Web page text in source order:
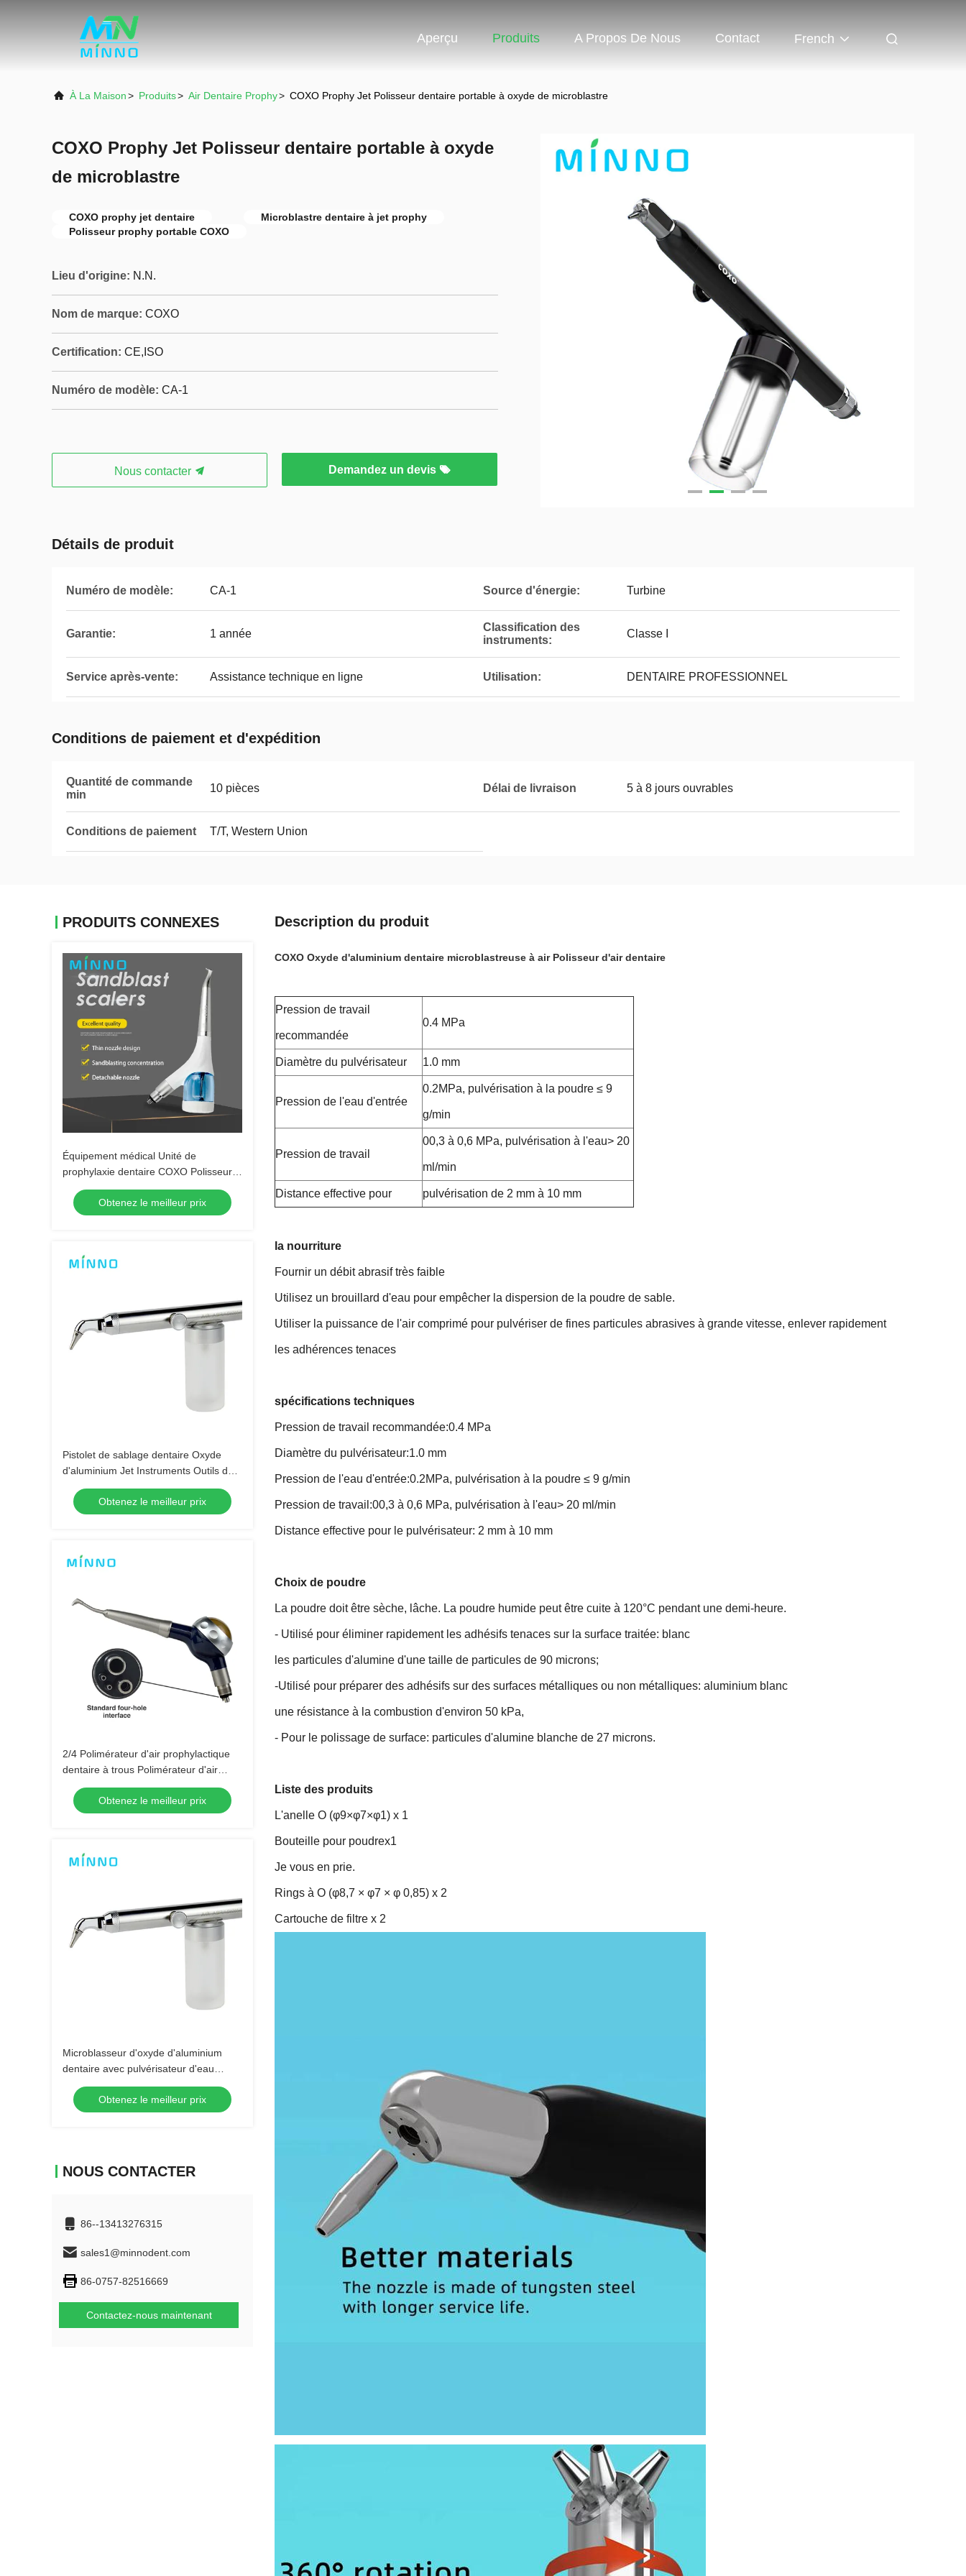
Aperçu Produits A Propos De Nous Contact French
À La Maison> Produits> Air Dentaire Prophy> COXO Prophy Jet Polisseur dentaire portable à oxyde de microblastre
COXO Prophy Jet Polisseur dentaire portable à oxyde
de microblastre
COXO prophy jet dentaire
Microblastre dentaire à jet prophy
Polisseur prophy portable COXO
Lieu d'origine: N.N.
Nom de marque: COXO
Certification: CE,ISO
Numéro de modèle: CA-1
Nous contacter Demandez un devis
Détails de produit
Numéro de modèle: CA-1 Source d'énergie: Turbine
Garantie: 1 année
Classification des
instruments:
Classe I
Service après-vente: Assistance technique en ligne Utilisation: DENTAIRE PROFESSIONNEL
Conditions de paiement et d'expédition
Quantité de commande
min
10 pièces Délai de livraison 5 à 8 jours ouvrables
Conditions de paiement T/T, Western Union
PRODUITS CONNEXES
Équipement médical Unité de
prophylaxie dentaire COXO Polisseur /
Unité détachable de prophylaxie
dentaire COXO Sablage abrasif
Polissage machine de sablage Flux
Obtenez le meilleur prix
Pistolet de sablage dentaire Oxyde
d'aluminium Jet Instruments Outils de
blanchiment Kit de polissage Polisseur
d'abrasion à air 2/4 trous Bicar
Obtenez le meilleur prix
2/4 Polimérateur d'air prophylactique
dentaire à trous Polimérateur d'air
prophylactique à jet
Obtenez le meilleur prix
Microblasseur d'oxyde d'aluminium
dentaire avec pulvérisateur d'eau
Micro-grilleur de sablage d'aluminium
pistolet de sablage de l'air Polisseur
d'air Outils dentaires
Obtenez le meilleur prix
NOUS CONTACTER
86--13413276315
sales1@minnodent.com
86-0757-82516669
Contactez-nous maintenant
Description du produit
COXO Oxyde d'aluminium dentaire microblastreuse à air Polisseur d'air dentaire
Pression de travail
recommandée
0.4 MPa
Diamètre du pulvérisateur 1.0 mm
Pression de l'eau d'entrée
0.2MPa, pulvérisation à la poudre ≤ 9
g/min
Pression de travail
00,3 à 0,6 MPa, pulvérisation à l'eau> 20
ml/min
Distance effective pour pulvérisation de 2 mm à 10 mm
la nourriture
Fournir un débit abrasif très faible
Utilisez un brouillard d'eau pour empêcher la dispersion de la poudre de sable.
Utiliser la puissance de l'air comprimé pour pulvériser de fines particules abrasives à grande vitesse, enlever rapidement
les adhérences tenaces
spécifications techniques
Pression de travail recommandée:0.4 MPa
Diamètre du pulvérisateur:1.0 mm
Pression de l'eau d'entrée:0.2MPa, pulvérisation à la poudre ≤ 9 g/min
Pression de travail:00,3 à 0,6 MPa, pulvérisation à l'eau> 20 ml/min
Distance effective pour le pulvérisateur: 2 mm à 10 mm
Choix de poudre
La poudre doit être sèche, lâche. La poudre humide peut être cuite à 120°C pendant une demi-heure.
- Utilisé pour éliminer rapidement les adhésifs tenaces sur la surface traitée: blanc
les particules d'alumine d'une taille de particules de 90 microns;
-Utilisé pour préparer des adhésifs sur des surfaces métalliques ou non métalliques: aluminium blanc
une résistance à la combustion d'environ 50 kPa,
- Pour le polissage de surface: particules d'alumine blanche de 27 microns.
Liste des produits
L'anelle O (φ9×φ7×φ1) x 1
Bouteille pour poudrex1
Je vous en prie.
Rings à O (φ8,7 × φ7 × φ 0,85) x 2
Cartouche de filtre x 2